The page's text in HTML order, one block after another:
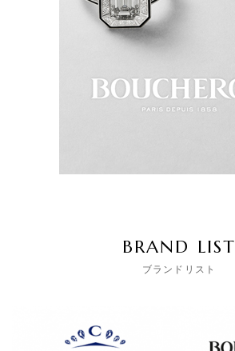
BRAND LIST
ブランドリスト